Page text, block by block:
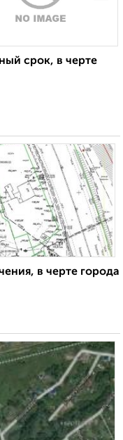
срок, в черте
в черте города